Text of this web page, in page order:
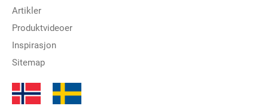
Artikler
Produktvideoer
Inspirasjon
Sitemap